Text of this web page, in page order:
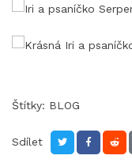
Štítky: BLOG
Sdílet